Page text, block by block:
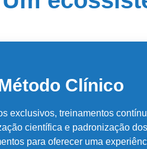
Clínico​
exclusivos, treinamentos
científica e padronização dos
para oferecer uma